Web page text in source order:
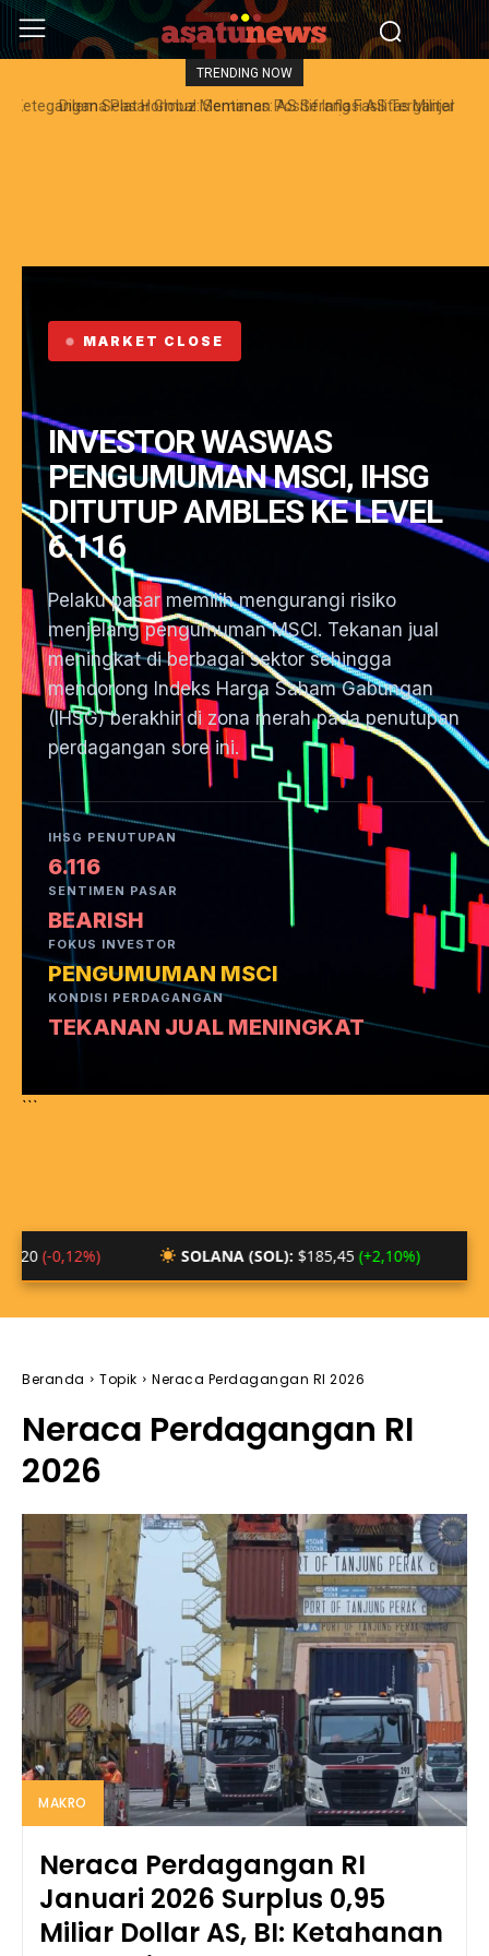
TRENDING NOW
Dilema Pasar Global: Sentimen Positif Inflasi AS Terganjal
MARKET CLOSE
INVESTOR WASWAS
PENGUMUMAN MSCI, IHSG
DITUTUP AMBLES KE LEVEL
6.116
Pelaku pasar memilih mengurangi risiko
menjelang pengumuman MSCI. Tekanan jual
meningkat di berbagai sektor sehingga
mendorong Indeks Harga Saham Gabungan
(IHSG) berakhir di zona merah pada penutupan
perdagangan sore ini.
IHSG PENUTUPAN
6.116
SENTIMEN PASAR
BEARISH
FOKUS INVESTOR
PENGUMUMAN MSCI
KONDISI PERDAGANGAN
TEKANAN JUAL MENINGKAT
```
SOLANA (SOL):$185,45(+2,10%)
Beranda Topik Neraca Perdagangan RI 2026
Neraca Perdagangan RI
2026
MAKRO
Neraca Perdagangan RI
Januari 2026 Surplus 0,95
Miliar Dollar AS, BI: Ketahanan